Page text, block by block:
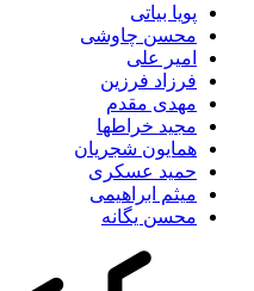
پویا بیاتی
محسن چاوشی
امیر علی
فرزاد فرزین
مهدی مقدم
مجید خراطها
همایون شجریان
حمید عسکری
میثم ابراهیمی
محسن یگانه